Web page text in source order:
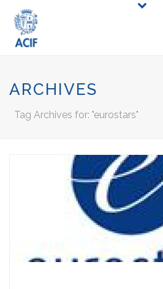
ARCHIVES
Tag Archives for: "eurostars"